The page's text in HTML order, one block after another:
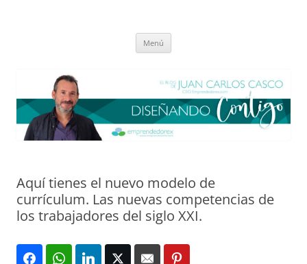
Menú
Aquí tienes el nuevo modelo de
currículum. Las nuevas competencias de
los trabajadores del siglo XXI.